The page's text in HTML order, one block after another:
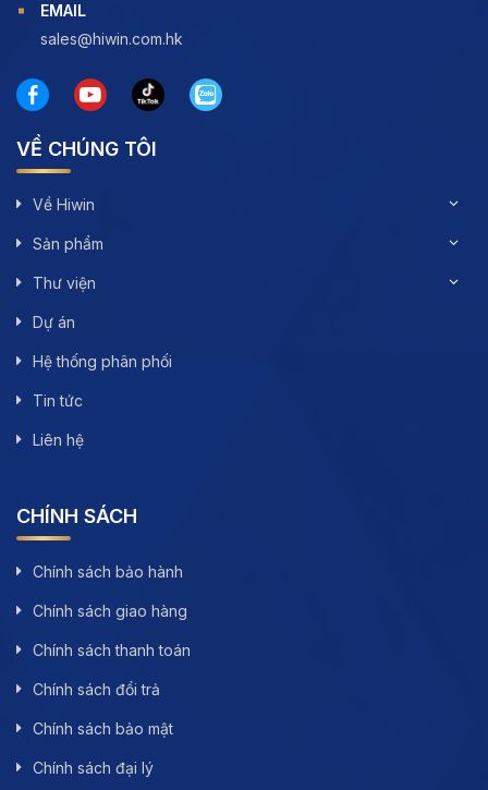
EMAIL
sales@hiwin.com.hk
VỀ CHÚNG TÔI
Về Hiwin
Sản phẩm
Thư viện
Dự án
Hệ thống phân phối
Tin tức
Liên hệ
CHÍNH SÁCH
Chính sách bảo hành
Chính sách giao hàng
Chính sách thanh toán
Chính sách đổi trả
Chính sách bảo mật
Chính sách đại lý